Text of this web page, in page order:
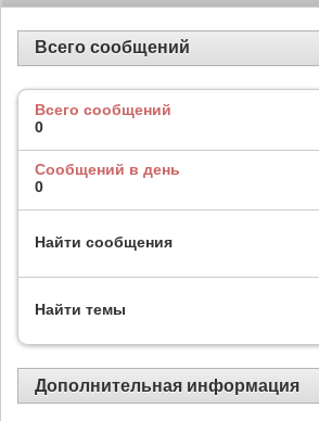
Всего сообщений
Всего сообщений
0
Сообщений в день
0
Найти сообщения
Найти темы
Дополнительная информация